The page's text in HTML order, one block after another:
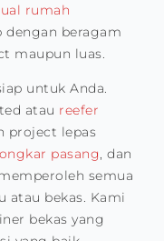
rumah
dengan beragam
maupun luas.
untuk Anda.
atau reefer
project lepas
pasang, dan
semua
atau bekas. Kami
bekas yang